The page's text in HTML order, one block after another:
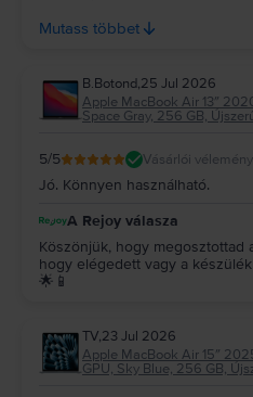
jövőben is minket választasz!
Mutass többet
B.Botond,25 Jul 2026
Apple MacBook Air 13″
Space Gray, 256 GB,
5/5 Vásárlói
Jó. Könnyen használható.
A Rejoy válasza
Köszönjük, hogy megosztottad
hogy elégedett vagy a
🌟📱
TV,23 Jul 2026
Apple MacBook Air 15″
GPU, Sky Blue, 256 GB,